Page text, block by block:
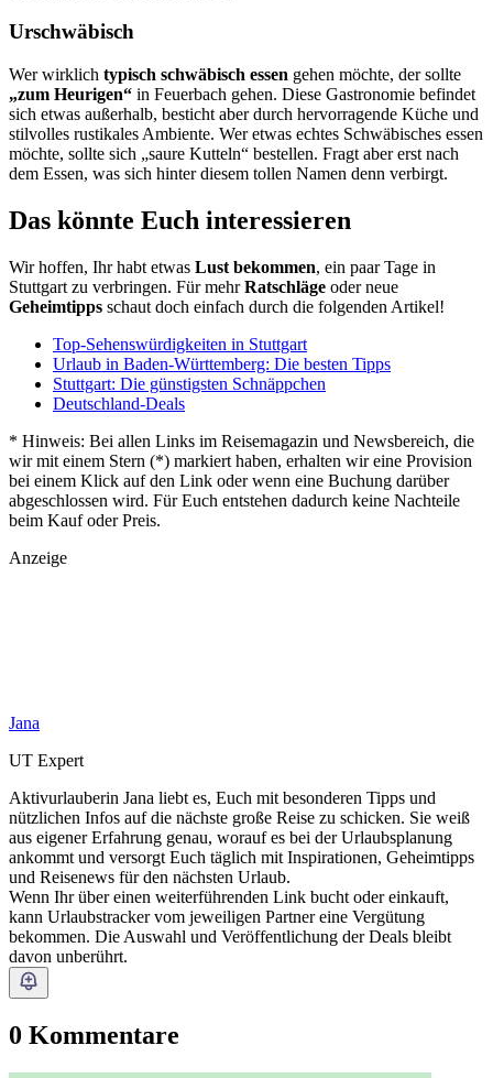
Urschwäbisch
Wer wirklich typisch schwäbisch essen gehen möchte, der sollte
„zum Heurigen“ in Feuerbach gehen. Diese Gastronomie befindet
sich etwas außerhalb, besticht aber durch hervorragende Küche und
stilvolles rustikales Ambiente. Wer etwas echtes Schwäbisches essen
möchte, sollte sich „saure Kutteln“ bestellen. Fragt aber erst nach
dem Essen, was sich hinter diesem tollen Namen denn verbirgt.
Das könnte Euch interessieren
Wir hoffen, Ihr habt etwas Lust bekommen, ein paar Tage in
Stuttgart zu verbringen. Für mehrRatschläge oder neue
Geheimtipps schaut doch einfach durch die folgenden Artikel!
Top-Sehenswürdigkeiten in Stuttgart
Urlaub in Baden-Württemberg: Die besten Tipps
Stuttgart: Die günstigsten Schnäppchen
Deutschland-Deals
* Hinweis: Bei allen Links im Reisemagazin und Newsbereich, die
wir mit einem Stern (*) markiert haben, erhalten wir eine Provision
bei einem Klick auf den Link oder wenn eine Buchung darüber
abgeschlossen wird. Für Euch entstehen dadurch keine Nachteile
beim Kauf oder Preis.
Anzeige
Jana
UT Expert
Aktivurlauberin Jana liebt es, Euch mit besonderen Tipps und
nützlichen Infos auf die nächste große Reise zu schicken. Sie weiß
aus eigener Erfahrung genau, worauf es bei der Urlaubsplanung
ankommt und versorgt Euch täglich mit Inspirationen, Geheimtipps
und Reisenews für den nächsten Urlaub.
Wenn Ihr über einen weiterführenden Link bucht oder einkauft,
kann Urlaubstracker vom jeweiligen Partner eine Vergütung
bekommen. Die Auswahl und Veröffentlichung der Deals bleibt
davon unberührt.
0 Kommentare